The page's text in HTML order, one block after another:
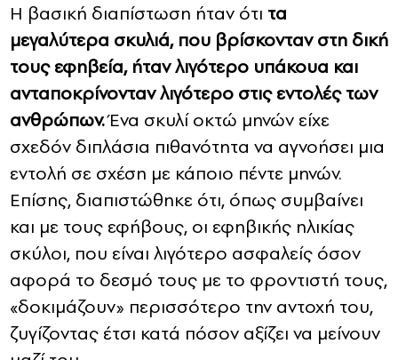
Η βασική διαπίστωση ήταν ότι τα
μεγαλύτερα σκυλιά, που βρίσκονταν στη δική
τους εφηβεία, ήταν λιγότερο υπάκουα και
ανταποκρίνονταν λιγότερο στις εντολές των
ανθρώπων.Ένα σκυλί οκτώ μηνών είχε
σχεδόν διπλάσια πιθανότητα να αγνοήσει μια
εντολή σε σχέση με κάποιο πέντε μηνών.
Επίσης, διαπιστώθηκε ότι, όπως συμβαίνει
και με τους εφήβους, οι εφηβικής ηλικίας
σκύλοι, που είναι λιγότερο ασφαλείς όσον
αφορά το δεσμό τους με το φροντιστή τους,
«δοκιμάζουν» περισσότερο την αντοχή του,
ζυγίζοντας έτσι κατά πόσον αξίζει να μείνουν